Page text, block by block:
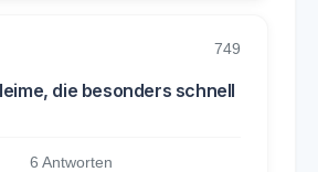
749
die besonders schnell
6 Antworten